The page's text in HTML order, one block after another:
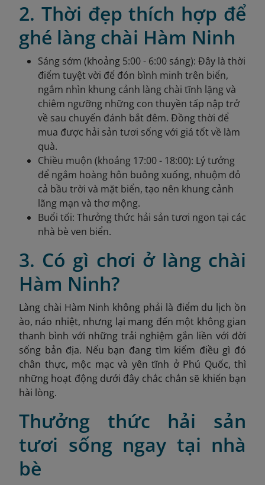
2. Thời đẹp thích hợp để
ghé làng chài Hàm Ninh
Sáng sớm (khoảng 5:00 - 6:00 sáng): Đây là thời
điểm tuyệt vời để đón bình minh trên biển,
ngắm nhìn khung cảnh làng chài tĩnh lặng và
chiêm ngưỡng những con thuyền tấp nập trở
về sau chuyến đánh bắt đêm. Đồng thời để
mua được hải sản tươi sống với giá tốt về làm
quà.
Chiều muộn (khoảng 17:00 - 18:00): Lý tưởng
để ngắm hoàng hôn buông xuống, nhuộm đỏ
cả bầu trời và mặt biển, tạo nên khung cảnh
lãng mạn và thơ mộng.
Buổi tối: Thưởng thức hải sản tươi ngon tại các
nhà bè ven biển.
3. Có gì chơi ở làng chài
Hàm Ninh?
Làng chài Hàm Ninh không phải là điểm du lịch ồn
ào, náo nhiệt, nhưng lại mang đến một không gian
thanh bình với những trải nghiệm gắn liền với đời
sống bản địa. Nếu bạn đang tìm kiếm điều gì đó
chân thực, mộc mạc và yên tĩnh ở Phú Quốc, thì
những hoạt động dưới đây chắc chắn sẽ khiến bạn
hài lòng.
Thưởng thức hải sản
tươi sống ngay tại nhà
bè